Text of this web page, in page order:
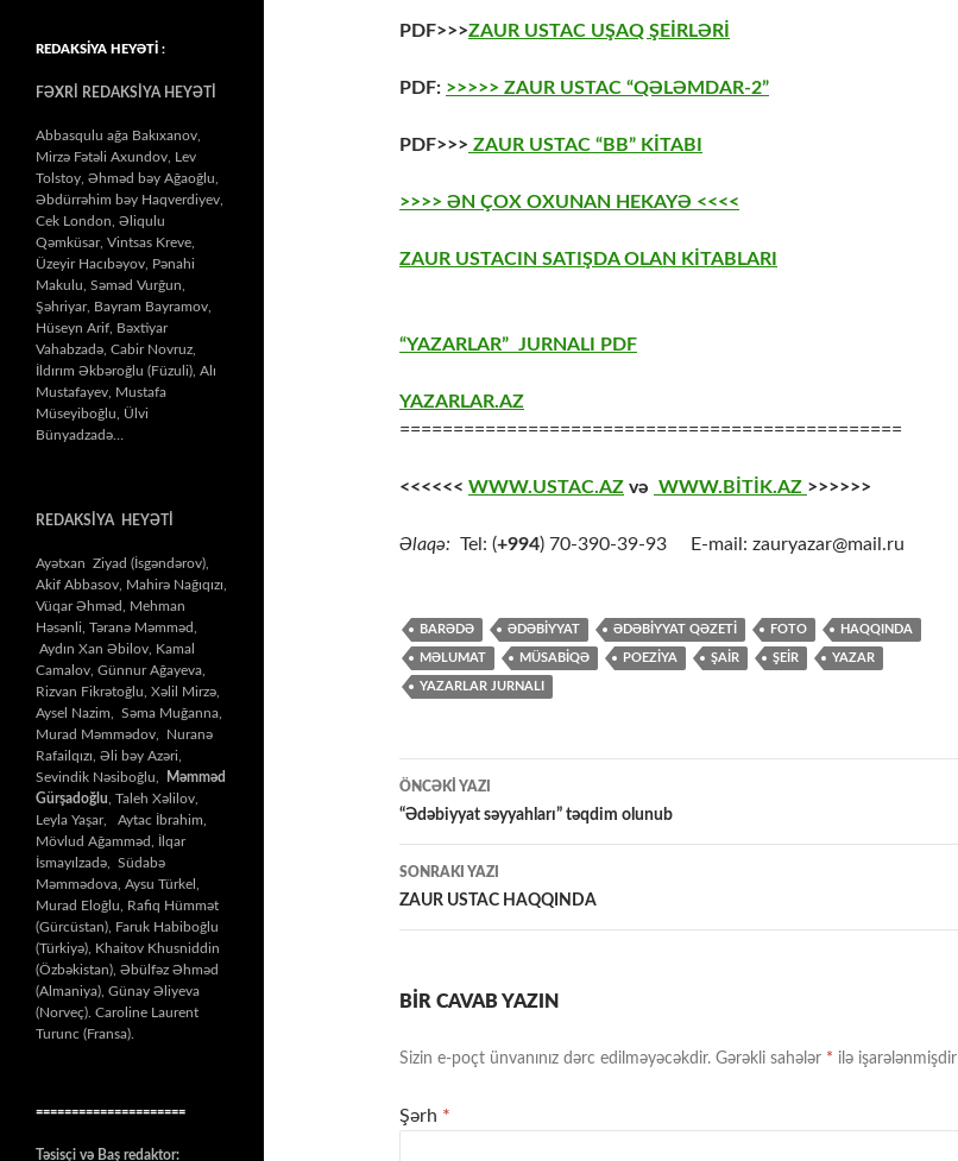
PDF>>>ZAUR USTAC UŞAQ ŞEİRLƏRİ
PDF: >>>>> ZAUR USTAC “QƏLƏMDAR-2”
PDF>>> ZAUR USTAC “BB” KİTABI
>>>> ƏN ÇOX OXUNAN HEKAYƏ <<<<
ZAUR USTACIN SATIŞDA OLAN KİTABLARI
“YAZARLAR” JURNALI PDF
YAZARLAR.AZ
===============================================
<<<<<< WWW.USTAC.AZ və WWW.BİTİK.AZ >>>>>>
Əlaqə: Tel: (+994) 70-390-39-93 E-mail: zauryazar@mail.ru
BARƏDƏ ƏDƏBİYYAT ƏDƏBİYYAT QƏZETİ FOTO HAQQINDA
MƏLUMAT MÜSABİQƏ POEZİYA ŞAİR ŞEİR YAZAR
YAZARLAR JURNALI
Yazılar
üzrə
naviqasiya
ÖNCƏKI YAZI
“Ədəbiyyat səyyahları” təqdim olunub
SONRAKI YAZI
ZAUR USTAC HAQQINDA
BIR CAVAB YAZIN
Sizin e-poçt ünvanınız dərc edilməyəcəkdir. Gərəkli sahələr * ilə işarələnmişdir
Şərh *
REDAKSİYA HEYƏTİ :
FƏXRİ REDAKSİYA HEYƏTİ
Abbasqulu ağa Bakıxanov,
Mirzə Fətəli Axundov, Lev
Tolstoy, Əhməd bəy Ağaoğlu,
Əbdürrəhim bəy Haqverdiyev,
Cek London, Əliqulu
Qəmküsar, Vintsas Kreve,
Üzeyir Hacıbəyov, Pənahi
Makulu, Səməd Vurğun,
Şəhriyar, Bayram Bayramov,
Hüseyn Arif, Bəxtiyar
Vahabzadə, Cabir Novruz,
İldırım Əkbəroğlu (Füzuli), Alı
Mustafayev, Mustafa
Müseyiboğlu, Ülvi
Bünyadzadə…
REDAKSİYA HEYƏTİ
Ayətxan Ziyad (İsgəndərov),
Akif Abbasov, Mahirə Nağıqızı,
Vüqar Əhməd, Mehman
Həsənli, Təranə Məmməd,
Aydın Xan Əbilov, Kamal
Camalov, Günnur Ağayeva,
Rizvan Fikrətoğlu, Xəlil Mirzə,
Aysel Nazim, Səma Muğanna,
Murad Məmmədov, Nuranə
Rafailqızı, Əli bəy Azəri,
Sevindik Nəsiboğlu,
Məmməd
Gürşadoğlu , Taleh Xəlilov,
Leyla Yaşar, Aytac İbrahim,
Mövlud Ağamməd, İlqar
İsmayılzadə, Südabə
Məmmədova, Aysu Türkel,
Murad Eloğlu, Rafiq Hümmət
(Gürcüstan), Faruk Habiboğlu
(Türkiyə), Khaitov Khusniddin
(Özbəkistan), Əbülfəz Əhməd
(Almaniya), Günay Əliyeva
(Norveç). Caroline Laurent
Turunc (Fransa).
=====================
Təsisçi və Baş redaktor: